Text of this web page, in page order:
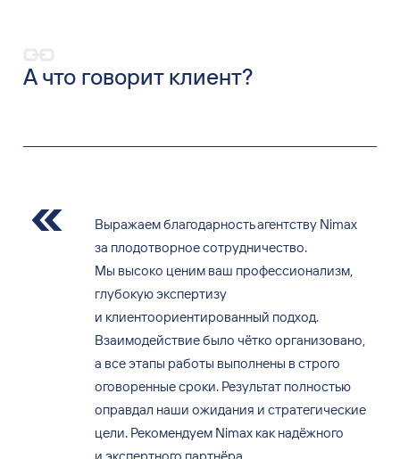
А что говорит клиент?
Выражаем благодарность агентству Nimax
за плодотворное сотрудничество.
Мы высоко ценим ваш профессионализм,
глубокую экспертизу
и клиентоориентированный подход.
Взаимодействие было чётко организовано,
а все этапы работы выполнены в строго
оговоренные сроки. Результат полностью
оправдал наши ожидания и стратегические
цели. Рекомендуем Nimax как надёжного